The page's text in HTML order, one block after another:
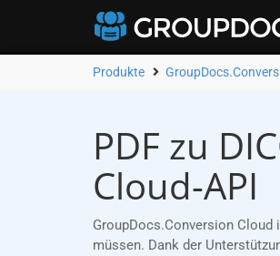
Produkte
PDF zu
Cloud-API
GroupDocs.Conversion Cloud
müssen. Dank der